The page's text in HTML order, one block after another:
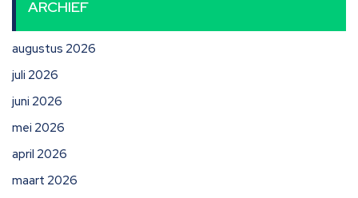
ARCHIEF
augustus 2026
juli 2026
juni 2026
mei 2026
april 2026
maart 2026